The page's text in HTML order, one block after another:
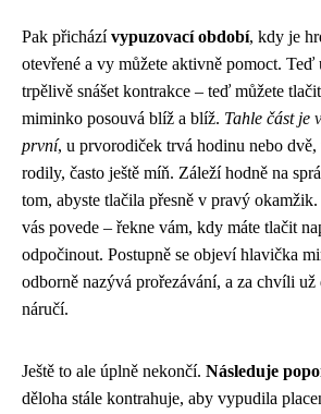
Pak přicházívypuzovací období, kdy je
otevřené a vy můžete aktivně pomoct. Teď
trpělivě snášet kontrakce – teď můžete
miminko posouvá blíž a blíž. Tahle část je
první, u prvorodiček trvá hodinu nebo dvě,
rodily, často ještě míň. Záleží hodně na
tom, abyste tlačila přesně v pravý
vás povede – řekne vám, kdy máte tlačit
odpočinout. Postupně se objeví hlavička
odborně nazývá prořezávání, a za chvíli už
náručí.
Ještě to ale úplně nekončí. Následuje
děloha stále kontrahuje, aby vypudila